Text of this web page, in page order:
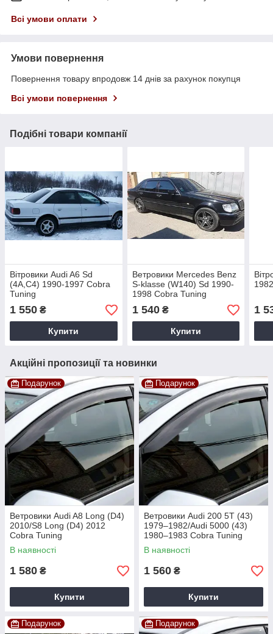
Всі умови оплати
Умови повернення
Повернення товару впродовж 14 днів за рахунок покупця
Всі умови повернення
Подібні товари компанії
Вітровики Audi A6 Sd
(4A,C4) 1990-1997 Cobra
Tuning
1 550 ₴
Купити
Ветровики Mercedes Benz
S-klasse (W140) Sd 1990-
1998 Cobra Tuning
1 540₴
Купити
1
Акційні пропозиції та новинки
Подарунок
Ветровики Audi A8 Long (D4)
2010/S8 Long (D4) 2012
Cobra Tuning
В наявності
1 580 ₴
Купити
Подарунок
Ветровики Audi 200 5T (43)
1979–1982/Audi 5000 (43)
1980–1983 Cobra Tuning
В наявності
1 560 ₴
Купити
Подарунок Подарунок